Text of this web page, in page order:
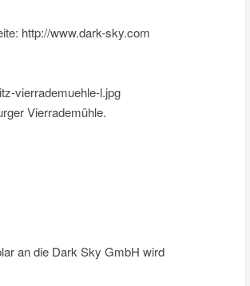
http://www.dark-sky.com
vierrademuehle-l.jpg
Vierrademühle.
an die Dark Sky GmbH wird